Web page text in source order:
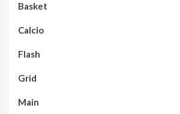
Basket
Calcio
Flash
Grid
Main